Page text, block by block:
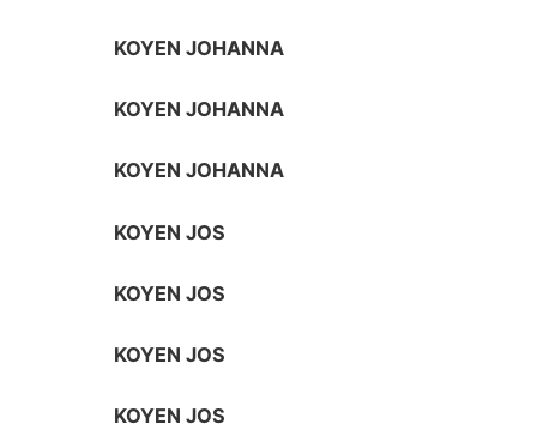
KOYEN JOHANNA
KOYEN JOHANNA
KOYEN JOHANNA
KOYEN JOS
KOYEN JOS
KOYEN JOS
KOYEN JOS